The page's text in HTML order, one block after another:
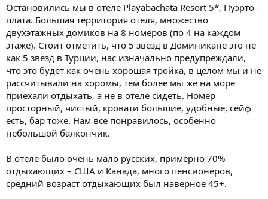
Остановились мы в отеле Playabachata Resort 5*, Пуэрто-
плата. Большая территория отеля, множество
двухэтажных домиков на 8 номеров (по 4 на каждом
этаже). Стоит отметить, что 5 звезд в Доминикане это не
как 5 звезд в Турции, нас изначально предупреждали,
что это будет как очень хорошая тройка, в целом мы и не
рассчитывали на хоромы, тем более мы же на море
приехали отдыхать, а не в отеле сидеть. Номер
просторный, чистый, кровати большие, удобные, сейф
есть, бар тоже. Нам все понравилось, особенно
небольшой балкончик.
В отеле было очень мало русских, примерно 70%
отдыхающих – США и Канада, много пенсионеров,
средний возраст отдыхающих был наверное 45+.